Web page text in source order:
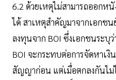
6.2 ด้วยเหตุไม่สามารถออกห
ได้ สาเหตุสำคัญมาจากเอกชน
ลงทุนจาก BOI ซึ่งเอกชนระบุ
BOI จะกระทบต่อการจัดหาเงิ
สัญญาก่อน แต่เมื่อตกลงกันไม่